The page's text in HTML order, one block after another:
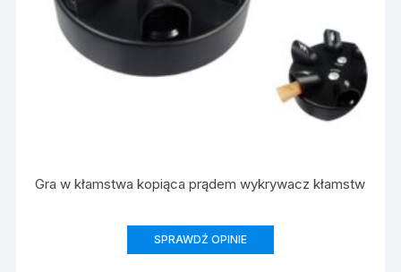
Gra w kłamstwa kopiąca prądem wykrywacz kłamstw
SPRAWDŹ OPINIE